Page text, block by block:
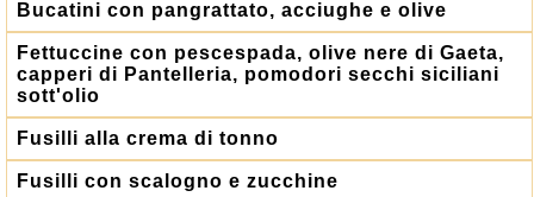
Bucatini con pangrattato, acciughe e olive
Fettuccine con pescespada, olive nere di Gaeta,
capperi di Pantelleria, pomodori secchi siciliani
sott'olio
Fusilli alla crema di tonno
Fusilli con scalogno e zucchine